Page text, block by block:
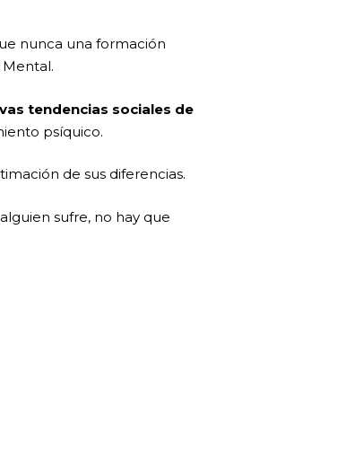
nunca una formación
tendencias sociales de
psíquico.
de sus diferencias.
sufre, no hay que